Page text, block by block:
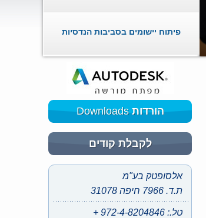
פיתוח יישומים בסביבות הנדסיות
הורדותDownloads
לקבלת קודים
אלסופטק בע"מ
ת.ד. 7966 חיפה 31078
טל.: 972-4-8204846 +